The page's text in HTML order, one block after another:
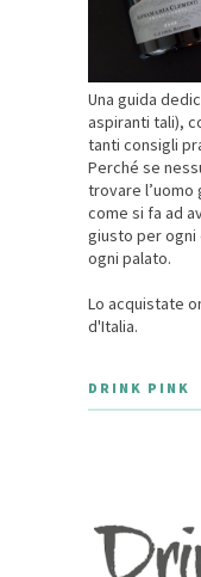
Una guida
aspiranti tali),
tanti consigli
Perché se
trovare l’uomo
come si fa ad
giusto per
ogni palato.
Lo acquistate
d'Italia.
DRINK PINK